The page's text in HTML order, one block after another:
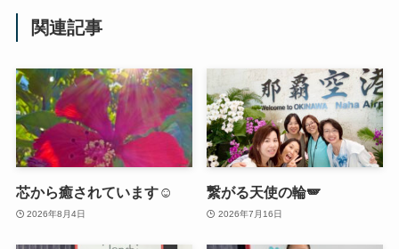
関連記事
芯から癒されています☺️
2026年8月4日
繋がる天使の輪🪽
2026年7月16日